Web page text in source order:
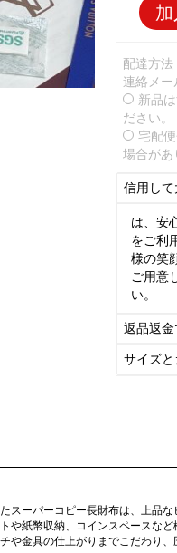
配達方法
連絡メー
新品
ださい。
宅配
場合があ
信用して
は、安
をご利
様の笑
ご用意
い。
返品返金
サイズと
スーパーコピー長財布は、上品
や紙幣収納、コインスペースな
や金具の仕上がりまでこだわり